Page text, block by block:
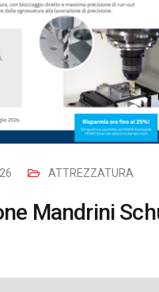
ATTREZZATURA
Mandrini